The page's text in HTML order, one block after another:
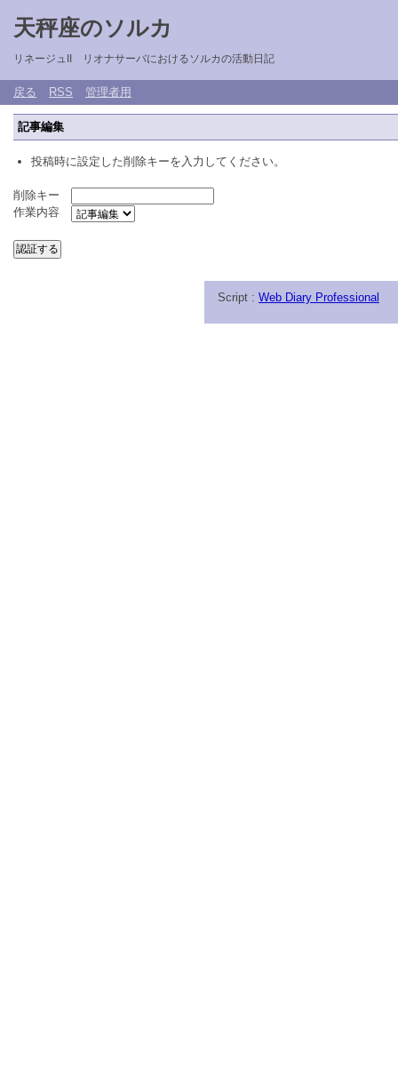
天秤座のソルカ
リネージュII リオナサーバにおけるソルカの活動日記
戻る RSS 管理者用
記事編集
投稿時に設定した削除キーを入力してください。
削除キー
作業内容
Script : Web Diary Professional